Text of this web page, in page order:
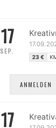
17
SEP.
23 €
ANMELDEN
17